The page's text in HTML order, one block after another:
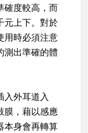
確度較高，而
元上下。對於
用時必須注意
測出準確的體
外耳道入
膜，藉以感應
本身會再轉算